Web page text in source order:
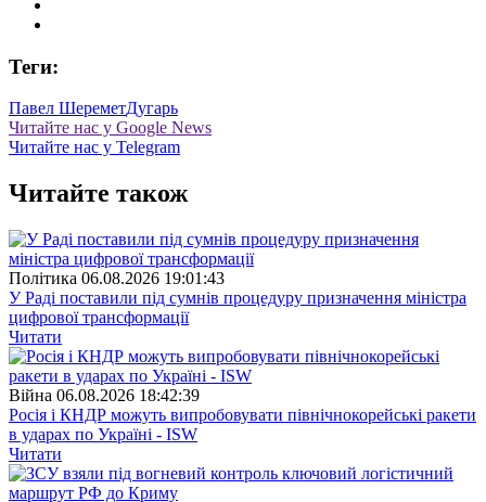
Теги:
Павел ШереметДугарь
Читайте нас у Google News
Читайте нас у Telegram
Читайте також
Полiтика 06.08.2026 19:01:43
У Раді поставили під сумнів процедуру призначення міністра
цифрової трансформації
Читати
Війна 06.08.2026 18:42:39
Росія і КНДР можуть випробовувати північнокорейські ракети
в ударах по Україні - ISW
Читати